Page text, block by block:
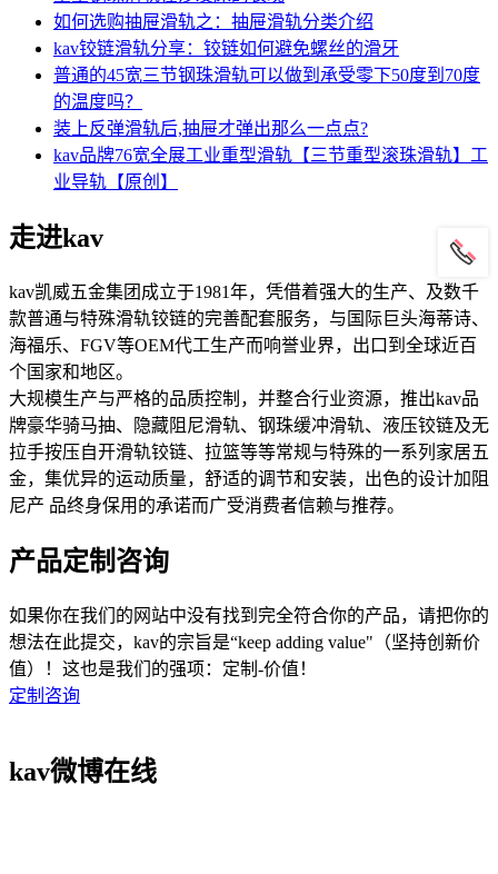
如何选购抽屉滑轨之：抽屉滑轨分类介绍
kav铰链滑轨分享：铰链如何避免螺丝的滑牙
普通的45宽三节钢珠滑轨可以做到承受零下50度到70度
的温度吗？
装上反弹滑轨后,抽屉才弹出那么一点点?
kav品牌76宽全展工业重型滑轨【三节重型滚珠滑轨】工
业导轨【原创】
走进kav
kav凯威五金集团成立于1981年，凭借着强大的生产、及数千
款普通与特殊滑轨铰链的完善配套服务，与国际巨头海蒂诗、
海福乐、FGV等OEM代工生产而响誉业界，出口到全球近百
个国家和地区。
大规模生产与严格的品质控制，并整合行业资源，推出kav品
牌豪华骑马抽、隐藏阻尼滑轨、钢珠缓冲滑轨、液压铰链及无
拉手按压自开滑轨铰链、拉篮等等常规与特殊的一系列家居五
金，集优异的运动质量，舒适的调节和安装，出色的设计加阻
尼产 品终身保用的承诺而广受消费者信赖与推荐。
产品定制咨询
如果你在我们的网站中没有找到完全符合你的产品，请把你的
想法在此提交，kav的宗旨是“keep adding value"（坚持创新价
值）！这也是我们的强项：定制-价值！
定制咨询
kav微博在线